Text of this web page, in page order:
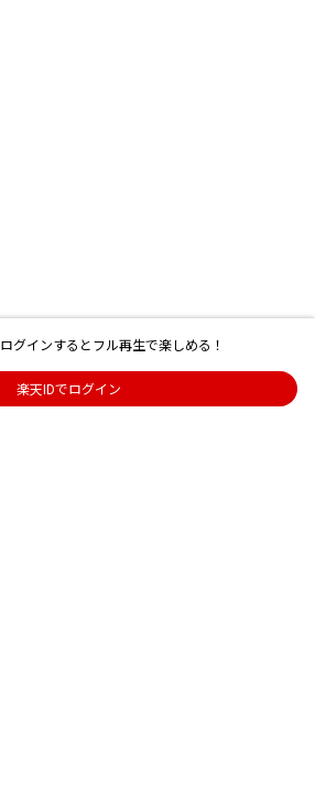
ログインするとフル再生で楽しめる！
楽天IDでログイン